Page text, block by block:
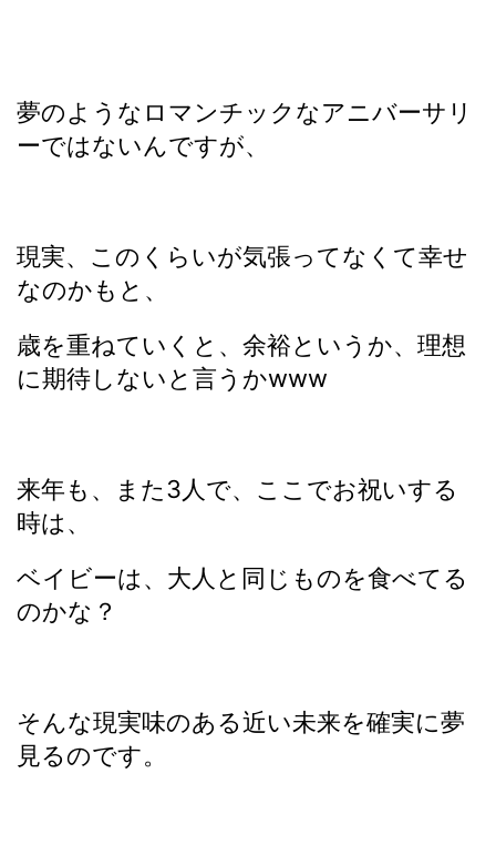
夢のようなロマンチックなアニバーサリ
ーではないんですが、
現実、このくらいが気張ってなくて幸せ
なのかもと、
歳を重ねていくと、余裕というか、理想
に期待しないと言うかwww
来年も、また3人で、ここでお祝いする
時は、
ベイビーは、大人と同じものを食べてる
のかな？
そんな現実味のある近い未来を確実に夢
見るのです。